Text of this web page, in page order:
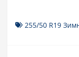
255/50 R19